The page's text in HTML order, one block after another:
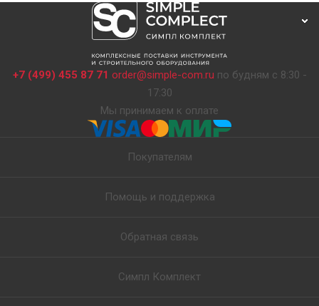
+7 (499) 455 87 71 order@simple-com.ru по будням с 8:30 -
17:30
Мы принимаем к оплате
Покупателям
Помощь и поддержка
Обратная связь
Симпл Комплект